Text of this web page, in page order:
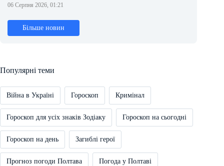
06 Серпня 2026, 01:21
Більше новин
Популярні теми
Війна в Україні Гороскоп Кримінал
Гороскоп для усіх знаків Зодіаку Гороскоп на сьогодні
Гороскоп на день Загиблі герої
Прогноз погоди Полтава Погода у Полтаві